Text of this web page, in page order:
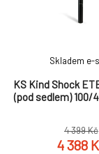
bovdenu uvnitř
KS Kind Shock
(pod sedlem) 100/
Skladem e-
4 399 Kč
4 388